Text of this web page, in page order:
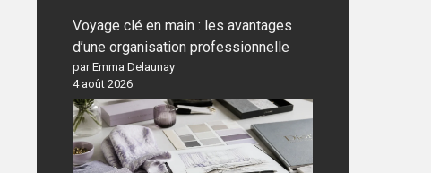
Voyage clé en main : les avantages
d’une organisation professionnelle
par Emma Delaunay
4 août 2026